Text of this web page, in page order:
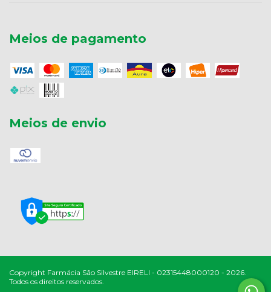
Meios de pagamento
Meios de envio
Copyright Farmácia São Silvestre EIRELI - 02315448000120 - 2026.
Todos os direitos reservados.